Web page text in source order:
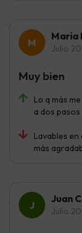
Maria
Julio
Lo q más
a dos
Lavables
más
Muy bien
Juan
Julio